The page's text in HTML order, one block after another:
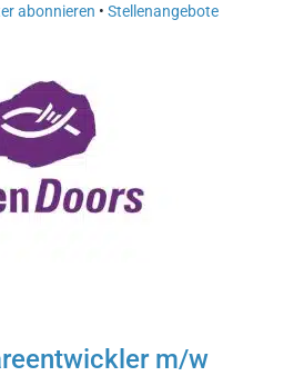
abonnieren • Stellenangebote
m/w